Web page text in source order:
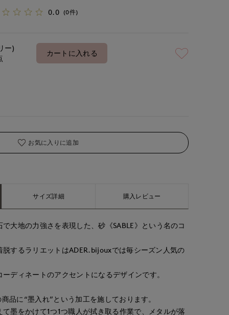
0.0 (0件)
ー)
カートに入れる
お気に入りに追加
サイズ詳細 購入レビュー
大地の力強さを表現した、砂《SABLE》という名のコ
脱するラリエットはADER.bijouxでは毎シーズン人気の
ディネートのアクセントになるデザインです。
品に“墨入れ”という加工を施しております。
て墨をかけて1つ1つ職人が拭き取る作業で、メタルが落